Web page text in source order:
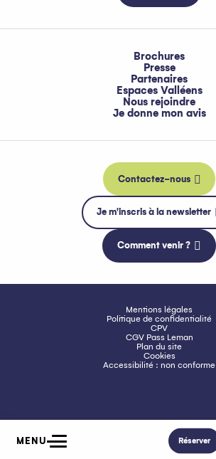
MENU Réserver
Brochures
Presse
Partenaires
Espaces Valléens
Nous rejoindre
Je donne mon avis
Contactez-nous
Je m'inscris à la newsletter
Comment venir ?
Mentions légales
Politique de confidentialité
CPV
CGV Pass Leman
Plan du site
Cookies
Accessibilité : non conforme